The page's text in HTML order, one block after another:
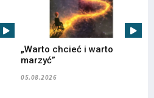
„Warto chcieć i warto
marzyć”
05.08.2026